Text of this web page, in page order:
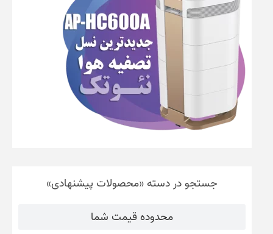
جستجو در دسته «محصولات پیشنهادی»
محدوده قیمت شما